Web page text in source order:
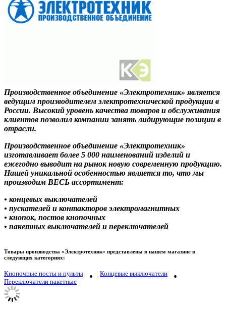
Производственное объединение «Электротехник» является
ведущим производителем электротехнической продукции в
России. Высокий уровень качества товаров и обслуживания
клиентов позволил компании занять лидирующие позиции в
отрасли.
Производственное объединение «Электротехник»
изготавливает более 5 000 наименований изделий и
ежегодно выводит на рынок новую современную продукцию.
Нашей уникальной особенностью является то, что мы
производим ВЕСЬ ассортимент:
• концевых выключателей
• пускателей и контакторов электромагнитных
• кнопок, постов кнопочных
• пакетных выключателей и переключателей
Товары производства «Электротехник» представлены в нашем магазине в
следующих категориях:
Кнопочные посты и пульты
Концевые выключатели
Переключатели пакетные